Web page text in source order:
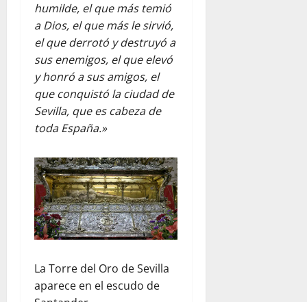
humilde, el que más temió
a Dios, el que más le sirvió,
el que derrotó y destruyó a
sus enemigos, el que elevó
y honró a sus amigos, el
que conquistó la ciudad de
Sevilla, que es cabeza de
toda España.»
La Torre del Oro de Sevilla
aparece en el escudo de